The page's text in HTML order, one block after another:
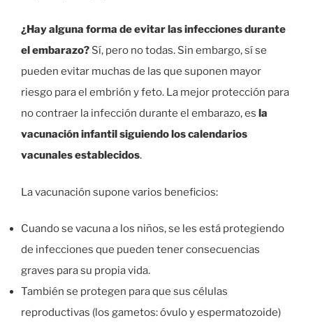
¿Hay alguna forma de evitar las infecciones durante
el embarazo? Sí, pero no todas. Sin embargo, sí se
pueden evitar muchas de las que suponen mayor
riesgo para el embrión y feto. La mejor protección para
no contraer la infección durante el embarazo, es la
vacunación infantil siguiendo los calendarios
vacunales establecidos.
La vacunación supone varios beneficios:
Cuando se vacuna a los niños, se les está protegiendo
de infecciones que pueden tener consecuencias
graves para su propia vida.
También se protegen para que sus células
reproductivas (los gametos: óvulo y espermatozoide)